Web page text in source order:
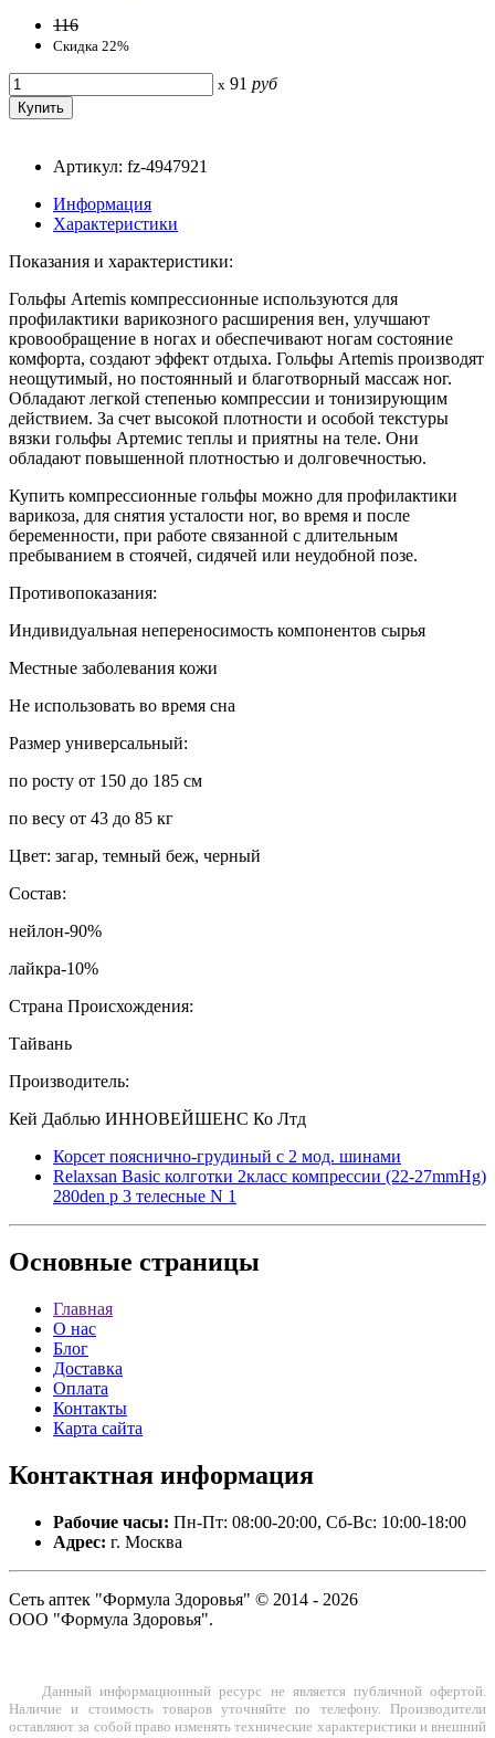
116
Скидка 22%
x 91 руб
Артикул: fz-4947921
Информация
Характеристики
Показания и характеристики:
Гольфы Artemis компрессионные используются для
профилактики варикозного расширения вен, улучшают
кровообращение в ногах и обеспечивают ногам состояние
комфорта, создают эффект отдыха. Гольфы Artemis производят
неощутимый, но постоянный и благотворный массаж ног.
Обладают легкой степенью компрессии и тонизирующим
действием. За счет высокой плотности и особой текстуры
вязки гольфы Артемис теплы и приятны на теле. Они
обладают повышенной плотностью и долговечностью.
Купить компрессионные гольфы можно для профилактики
варикоза, для снятия усталости ног, во время и после
беременности, при работе связанной с длительным
пребыванием в стоячей, сидячей или неудобной позе.
Противопоказания:
Индивидуальная непереносимость компонентов сырья
Местные заболевания кожи
Не использовать во время сна
Размер универсальный:
по росту от 150 до 185 см
по весу от 43 до 85 кг
Цвет: загар, темный беж, черный
Состав:
нейлон-90%
лайкра-10%
Страна Происхождения:
Тайвань
Производитель:
Кей Даблью ИННОВЕЙШЕНС Ко Лтд
Корсет пояснично-грудиный с 2 мод. шинами
Relaxsan Basic колготки 2класс компрессии (22-27mmHg)
280den р 3 телесные N 1
Основные страницы
Главная
О нас
Блог
Доставка
Оплата
Контакты
Карта сайта
Контактная информация
Рабочие часы: Пн-Пт: 08:00-20:00, Сб-Вс: 10:00-18:00
Адрес: г. Москва
Сеть аптек "Формула Здоровья" © 2014 - 2026
ООО "Формула Здоровья".
Данный информационный ресурс не является публичной офертой.
Наличие и стоимость товаров уточняйте по телефону. Производители
оставляют за собой право изменять технические характеристики и внешний